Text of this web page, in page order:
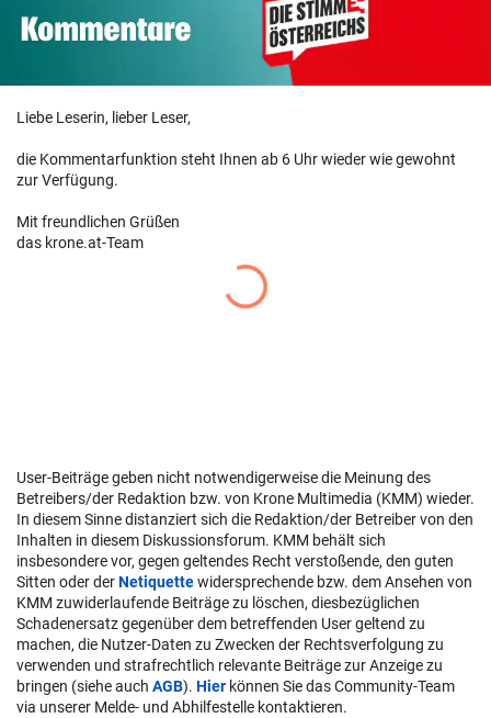
Liebe Leserin, lieber Leser,
die Kommentarfunktion steht Ihnen ab 6 Uhr wieder wie gewohnt
zur Verfügung.
Mit freundlichen Grüßen
das krone.at-Team
User-Beiträge geben nicht notwendigerweise die Meinung des
Betreibers/der Redaktion bzw. von Krone Multimedia (KMM) wieder.
In diesem Sinne distanziert sich die Redaktion/der Betreiber von den
Inhalten in diesem Diskussionsforum. KMM behält sich
insbesondere vor, gegen geltendes Recht verstoßende, den guten
Sitten oder derNetiquettewidersprechende bzw. dem Ansehen von
KMM zuwiderlaufende Beiträge zu löschen, diesbezüglichen
Schadenersatz gegenüber dem betreffenden User geltend zu
machen, die Nutzer-Daten zu Zwecken der Rechtsverfolgung zu
verwenden und strafrechtlich relevante Beiträge zur Anzeige zu
bringen (siehe auch AGB). Hier können Sie das Community-Team
via unserer Melde- und Abhilfestelle kontaktieren.